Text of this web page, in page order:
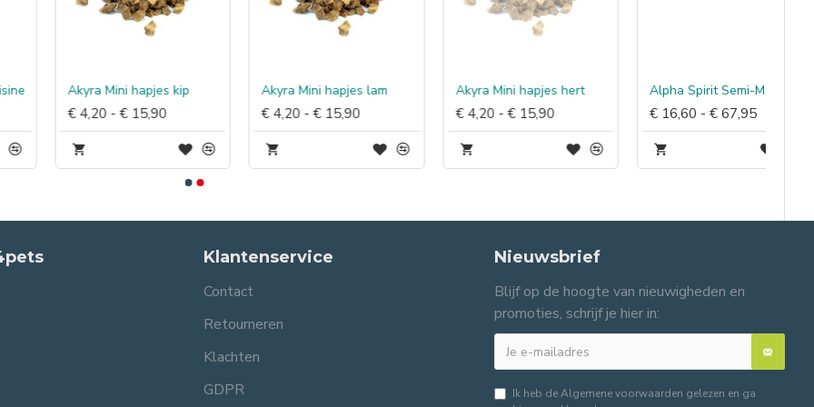
Akyra Mini hapjes kip
€ 4,20 - € 15,90
Akyra Mini hapjes lam
€ 4,20 - € 15,90
Akyra Mini hapjes hert
€ 4,20 - € 15,90
Alpha Spirit Semi-Moist Wild Fish
€ 16,60 - € 67,95
Klantenservice
Contact
Retourneren
Klachten
GDPR
Nieuwsbrief
Blijf op de hoogte van nieuwigheden en
promoties, schrijf je hier in:
Ik heb deAlgemene voorwaarden gelezen en ga